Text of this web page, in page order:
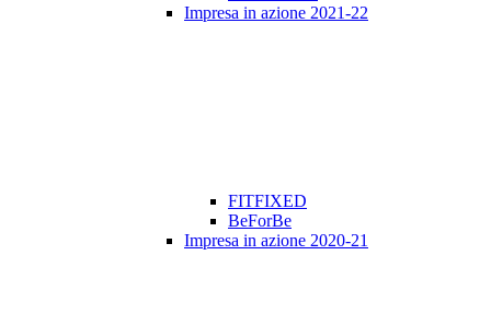
Impresa in azione 2021-22
FITFIXED
BeForBe
Impresa in azione 2020-21